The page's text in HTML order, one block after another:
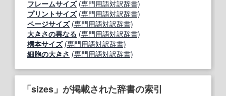
フレームサイズ (専門用語対訳辞書)
プリントサイズ (専門用語対訳辞書)
ページサイズ (専門用語対訳辞書)
大きさの異なる (専門用語対訳辞書)
標本サイズ (専門用語対訳辞書)
細胞の大きさ (専門用語対訳辞書)
「sizes」が掲載された辞書の索引